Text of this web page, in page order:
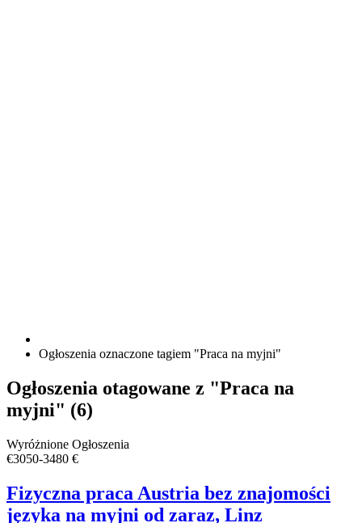
Ogłoszenia oznaczone tagiem "Praca na myjni"
Kanał
RSS
dla
ogłoszenia
Praca
myjni
Ogłoszenia otagowane z "Praca na
myjni" (6)
Fizyczna
praca
bez
znajomości
języka
Wyróżnione Ogłoszenia
€3050-3480 €
Fizyczna praca Austria bez znajomości
języka na myjni od zaraz, Linz